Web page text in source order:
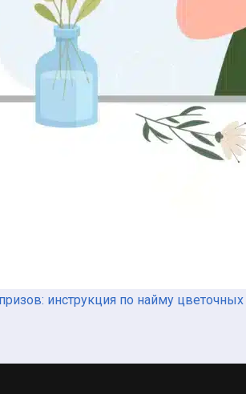
инструкция по найму цветочных